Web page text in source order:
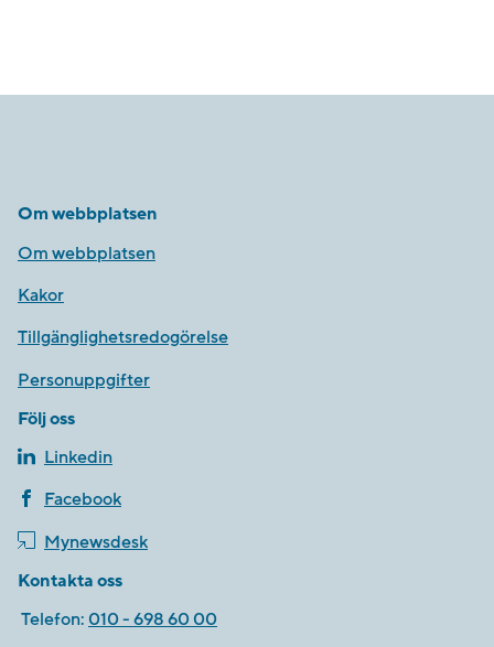
Om webbplatsen
Om webbplatsen
Kakor
Tillgänglighetsredogörelse
Personuppgifter
Följ oss
Linkedin
Facebook
Mynewsdesk
Kontakta oss
Telefon: 010 - 698 60 00